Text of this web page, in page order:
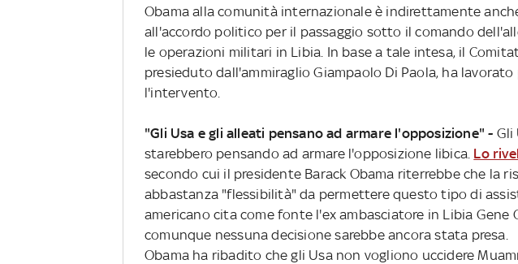
Obama alla comunità internazionale è indirettamente
all'accordo politico per il passaggio sotto il comando
le operazioni militari in Libia. In base a tale intesa, il
presieduto dall'ammiraglio Giampaolo Di Paola, ha
l'intervento.
"Gli Usa e gli alleati pensano ad armare l'opposizione" - Gli
starebbero pensando ad armare l'opposizione libica. Lo
secondo cui il presidente Barack Obama riterrebbe che la
abbastanza "flessibilità" da permettere questo tipo di
americano cita come fonte l'ex ambasciatore in Libia Gene
comunque nessuna decisione sarebbe ancora stata presa.
Obama ha ribadito che gli Usa non vogliono uccidere